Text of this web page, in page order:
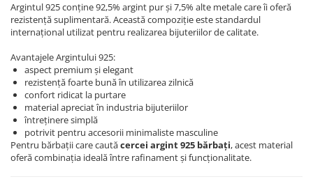
Argintul 925 conține 92,5% argint pur și 7,5% alte metale care îi oferă
rezistență suplimentară. Această compoziție este standardul
internațional utilizat pentru realizarea bijuteriilor de calitate.
Avantajele Argintului 925:
aspect premium și elegant
rezistență foarte bună în utilizarea zilnică
confort ridicat la purtare
material apreciat în industria bijuteriilor
întreținere simplă
potrivit pentru accesorii minimaliste masculine
Pentru bărbații care cautăcercei argint 925 bărbați, acest material
oferă combinația ideală între rafinament și funcționalitate.